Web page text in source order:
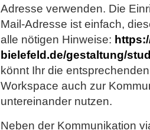
Adresse verwenden. Die
Mail-Adresse ist einfach,
alle nötigen Hinweise:
bielefeld.de/gestaltung/
könnt Ihr die
Workspace auch zur
untereinander nutzen.
Neben der Kommunikation